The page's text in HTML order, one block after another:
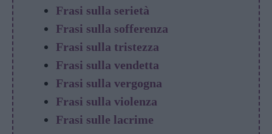
Frasi sulla serietà
Frasi sulla sofferenza
Frasi sulla tristezza
Frasi sulla vendetta
Frasi sulla vergogna
Frasi sulla violenza
Frasi sulle lacrime